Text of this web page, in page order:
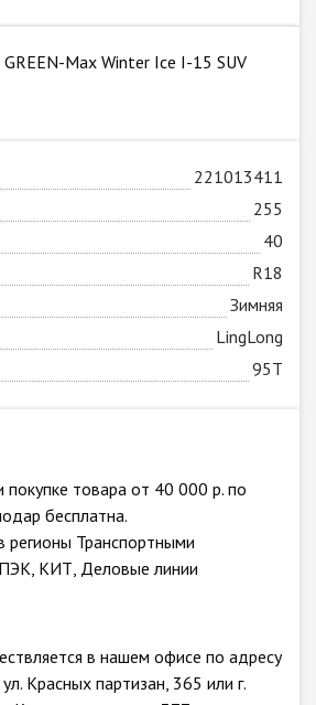
Max Winter Ice I-15 SUV
221013411
255
40
R18
Зимняя
LingLong
95T
покупке товара от 40 000 р. по
бесплатна.
регионы Транспортными
КИТ, Деловые линии
в нашем офисе по адресу
Красных партизан, 365 или г.